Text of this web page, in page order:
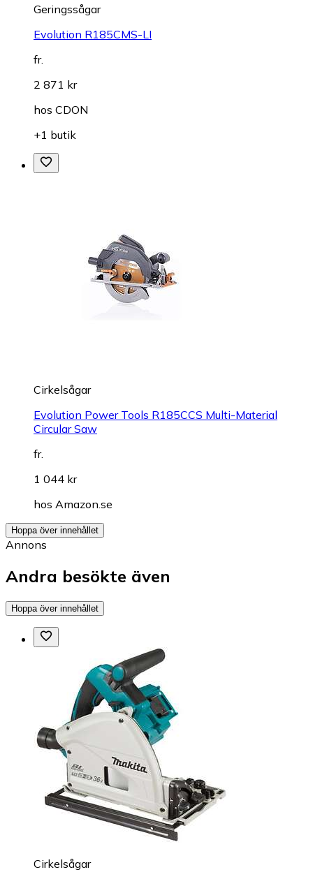
Geringssågar
Evolution R185CMS-LI
fr.
2 871 kr
hos CDON
+1 butik
Cirkelsågar
Evolution Power Tools R185CCS Multi-Material
Circular Saw
fr.
1 044 kr
hos Amazon.se
Hoppa över innehållet
Annons
Andra besökte även
Hoppa över innehållet
Cirkelsågar